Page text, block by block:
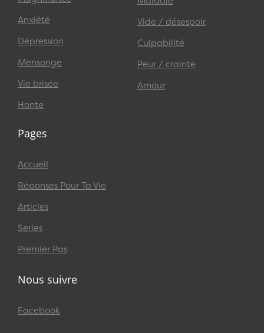
Anxiété
Dépression
Mensonge
Vie brisée
Honte
Vide / désespoir
Culpabilité
Peur / crainte
Amour
Pages
Accueil
Réponses Pour Ta Vie
Articles
Series
Premier Pas
Nous suivre
Facebook